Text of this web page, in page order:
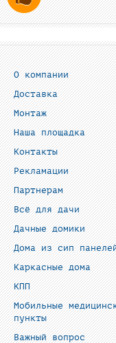
О компании
Доставка
Монтаж
Наша площадка
Контакты
Рекламации
Партнерам
Всё для дачи
Дачные домики
Дома из сип
Каркасные дома
КПП
Мобильные
пункты
Важный вопрос